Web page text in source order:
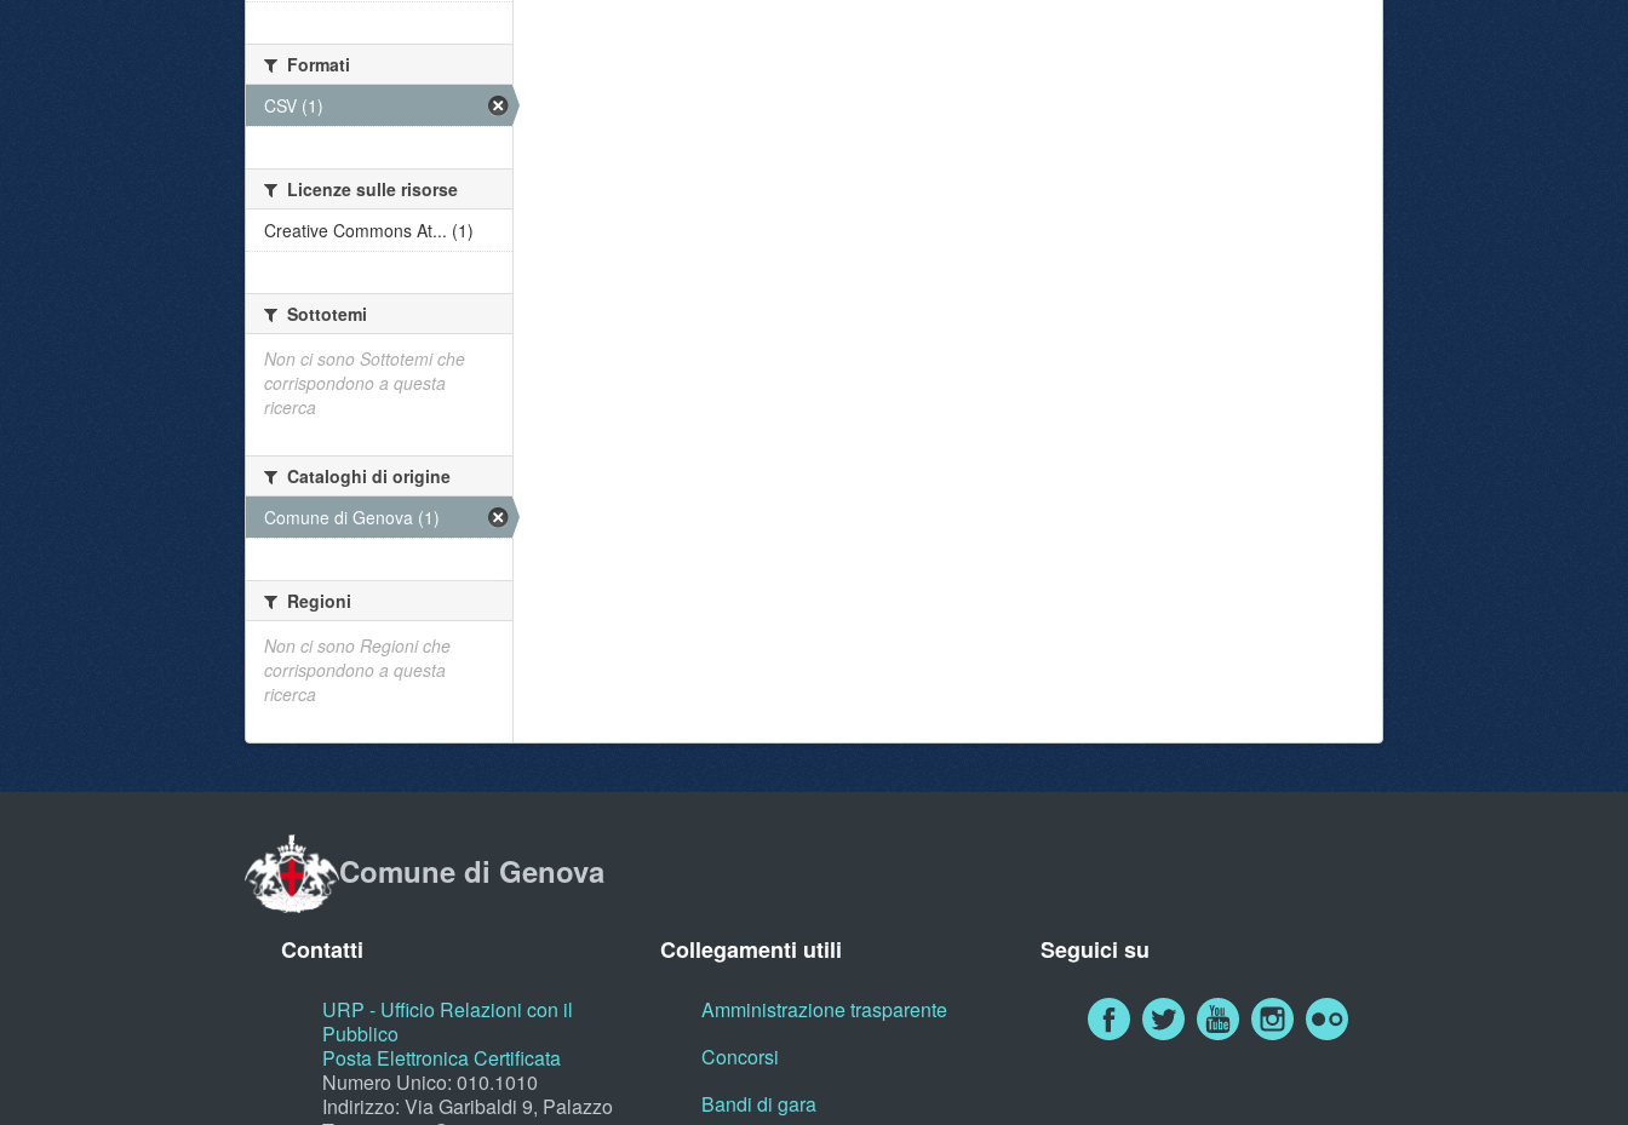
Formati
CSV (1)
Licenze sulle risorse
Creative Commons At... (1)
Sottotemi
Non ci sono Sottotemi che
corrispondono a questa
ricerca
Cataloghi di origine
Comune di Genova (1)
Regioni
Non ci sono Regioni che
corrispondono a questa
ricerca
Comune di Genova
Contatti
URP - Ufficio Relazioni con il
Pubblico
Posta Elettronica Certificata
Numero Unico: 010.1010
Indirizzo: Via Garibaldi 9, Palazzo
Collegamenti utili
Amministrazione trasparente
Concorsi
Bandi di gara
Seguici su